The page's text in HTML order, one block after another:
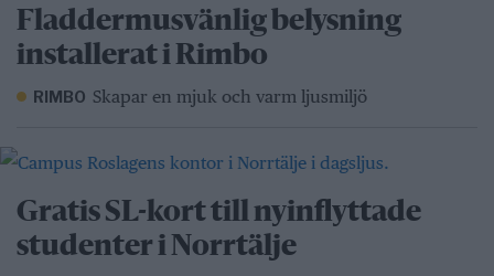
Fladdermusvänlig belysning
installerat i Rimbo
RIMBO Skapar en mjuk och varm ljusmiljö
Gratis SL-kort till nyinflyttade
studenter i Norrtälje